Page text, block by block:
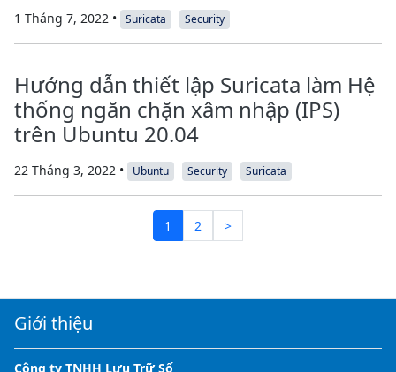
1 Tháng 7, 2022 • Suricata Security
Hướng dẫn thiết lập Suricata làm Hệ
thống ngăn chặn xâm nhập (IPS)
trên Ubuntu 20.04
22 Tháng 3, 2022 • Ubuntu Security Suricata
1 2 >
Giới thiệu
Công ty TNHH Lưu Trữ Số